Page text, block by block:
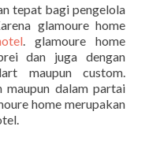
tepat bagi pengelola
glamoure home
. glamoure home
dan juga dengan
maupun custom.
maupun dalam partai
home merupakan